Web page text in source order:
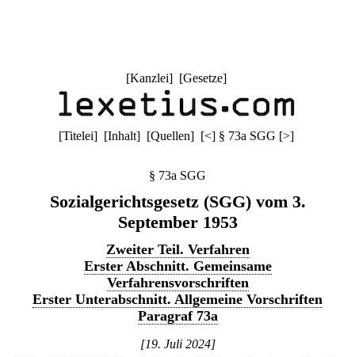
[Kanzlei] [Gesetze]
[Titelei] [Inhalt] [Quellen] [<] § 73a SGG [>]
§ 73a SGG
Sozialgerichtsgesetz (SGG) vom 3.
September 1953
Zweiter Teil. Verfahren
Erster Abschnitt. Gemeinsame
Verfahrensvorschriften
Erster Unterabschnitt. Allgemeine Vorschriften
Paragraf 73a
[19. Juli 2024]